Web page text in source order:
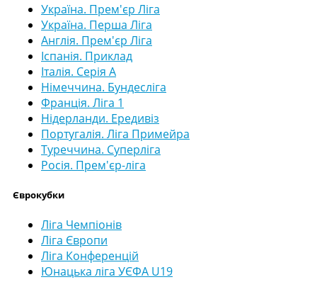
Україна. Прем'єр Ліга
Україна. Перша Ліга
Англія. Прем'єр Ліга
Іспанія. Приклад
Італія. Серія А
Німеччина. Бундесліга
Франція. Ліга 1
Нідерланди. Ередивіз
Португалія. Ліга Примейра
Туреччина. Суперліга
Росія. Прем'єр-ліга
Єврокубки
Ліга Чемпіонів
Ліга Європи
Ліга Конференцій
Юнацька ліга УЄФА U19